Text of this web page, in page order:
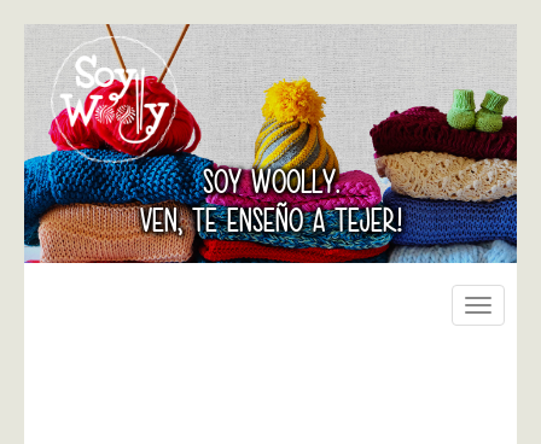
SOY WOOLLY.
VEN, TE ENSEÑO A TEJER!
Toggle